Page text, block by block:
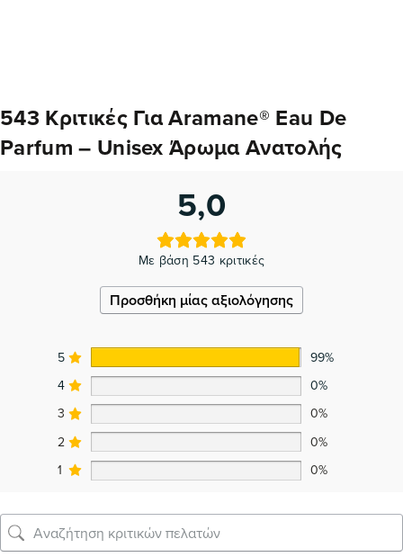
543 Κριτικές ΓιαAramane® Eau De
Parfum – Unisex Άρωμα Ανατολής
5,0
Με βάση 543 κριτικές
Προσθήκη μίας αξιολόγησης
5
99%
4
0%
3
0%
2
0%
1
0%